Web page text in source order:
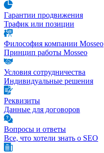
Гарантии продвижения
Трафик или позиции
Философия компании Mosseo
Принцип работы Mosseo
Условия сотрудничества
Индивидуальные решения
Реквизиты
Данные для договоров
Вопросы и ответы
Все, что хотели знать о SEO